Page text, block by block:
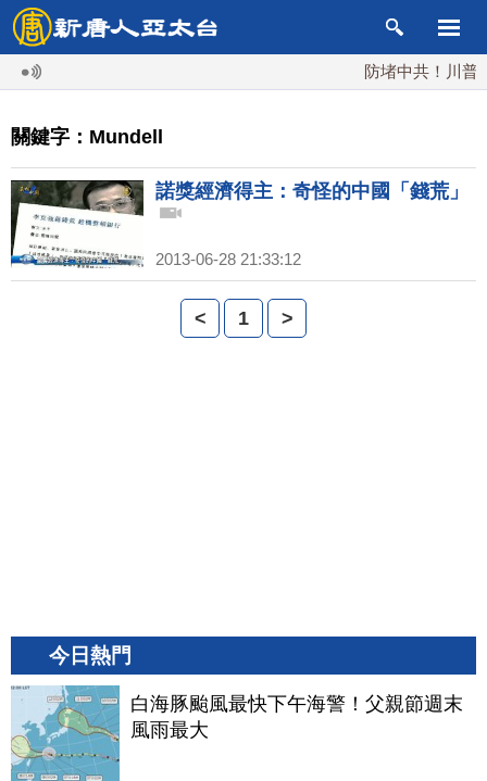
防堵中共！川普
關鍵字：Mundell
諾獎經濟得主：奇怪的中國「錢荒」
2013-06-28 21:33:12
< 1 >
今日熱門
白海豚颱風最快下午海警！父親節週末
風雨最大